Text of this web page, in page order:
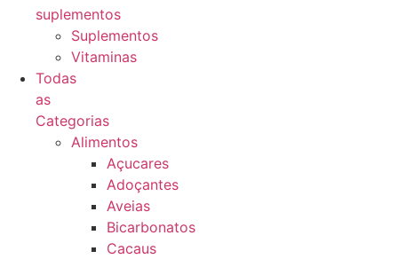
suplementos
Suplementos
Vitaminas
Todas
as
Categorias
Alimentos
Açucares
Adoçantes
Aveias
Bicarbonatos
Cacaus